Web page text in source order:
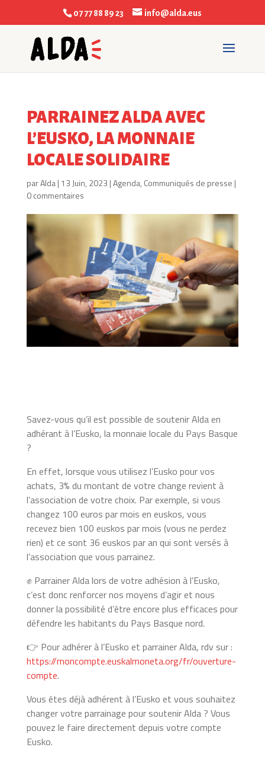
07 77 88 89 23 info@alda.eus
PARRAINEZ ALDA AVEC
L’EUSKO, LA MONNAIE
LOCALE SOLIDAIRE
parAlda| 13 Juin, 2023 |Agenda, Communiqués de presse |
0 commentaires
Savez-vous qu’il est possible de soutenir Alda en
adhérant à l’Eusko, la monnaie locale du Pays Basque
?
En effet, lorsque vous utilisez l’Eusko pour vos
achats, 3% du montant de votre change revient à
l’association de votre choix. Par exemple, si vous
changez 100 euros par mois en euskos, vous
recevez bien 100 euskos par mois (vous ne perdez
rien) et ce sont 36 euskos par an qui sont versés à
l’association que vous parrainez.
✊ Parrainer Alda lors de votre adhésion à l’Eusko,
c’est donc renforcer nos moyens d’agir et nous
donner la possibilité d’être encore plus efficaces pour
défendre les habitants du Pays Basque nord.
👉 Pour adhérer à l’Eusko et parrainer Alda, rdv sur :
https://moncompte.euskalmoneta.org/fr/ouverture-
compte.
Vous êtes déjà adhérent à l’Eusko et vous souhaitez
changer votre parrainage pour soutenir Alda ? Vous
pouvez le faire directement depuis votre compte
Eusko.